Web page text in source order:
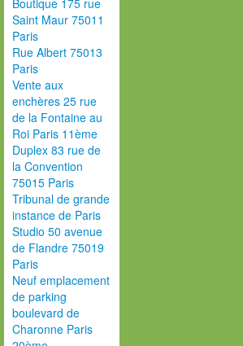
Boutique 175 rue
Saint Maur 75011
Paris
Rue Albert 75013
Paris
Vente aux
enchères 25 rue
de la Fontaine au
Roi Paris 11ème
Duplex 83 rue de
la Convention
75015 Paris
Tribunal de grande
instance de Paris
Studio 50 avenue
de Flandre 75019
Paris
Neuf emplacement
de parking
boulevard de
Charonne Paris